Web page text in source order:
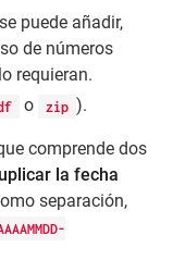
puede añadir,
de números
requieran.
o zip ).
comprende dos
la fecha
separación,